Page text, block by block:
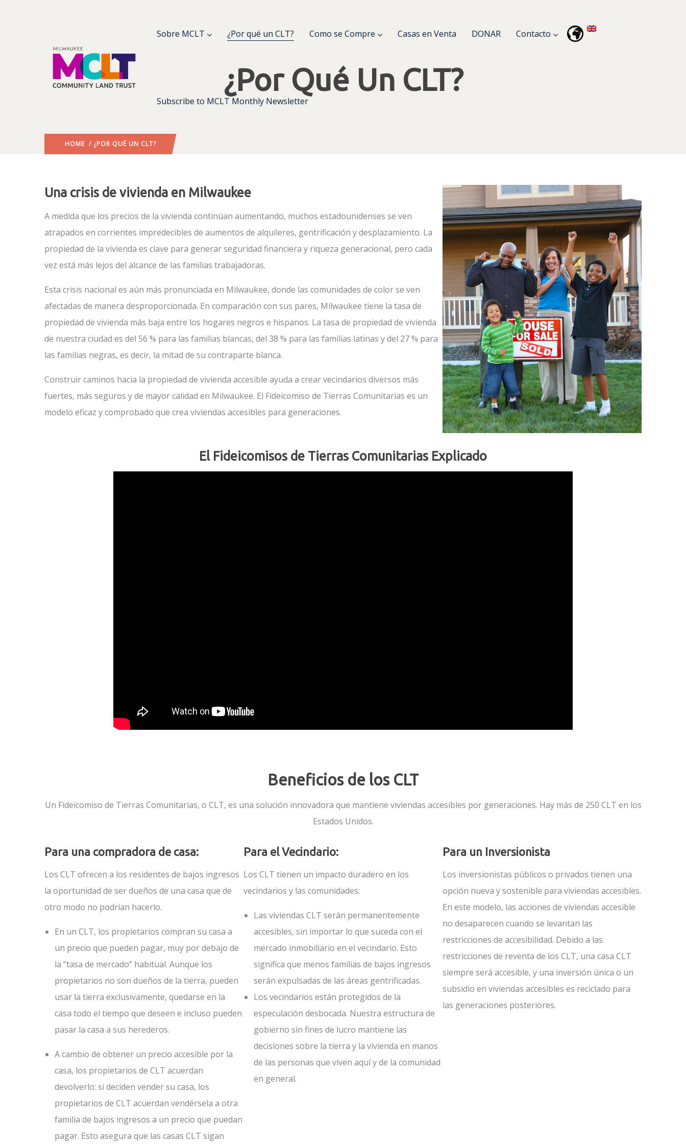
Sobre MCLT ¿Por qué un CLT? Como se Compre Casas en Venta DONAR Contacto
Subscribe to MCLT Monthly Newsletter
¿Por Qué Un CLT?
HOME / ¿POR QUÉ UN CLT?
Una crisis de vivienda en Milwaukee
A medida que los precios de la vivienda continúan aumentando, muchos estadounidenses se ven
atrapados en corrientes impredecibles de aumentos de alquileres, gentrificación y desplazamiento. La
propiedad de la vivienda es clave para generar seguridad financiera y riqueza generacional, pero cada
vez está más lejos del alcance de las familias trabajadoras.
Esta crisis nacional es aún más pronunciada en Milwaukee, donde las comunidades de color se ven
afectadas de manera desproporcionada. En comparación con sus pares, Milwaukee tiene la tasa de
propiedad de vivienda más baja entre los hogares negros e hispanos. La tasa de propiedad de vivienda
de nuestra ciudad es del 56 % para las familias blancas, del 38 % para las familias latinas y del 27 % para
las familias negras, es decir, la mitad de su contraparte blanca.
Construir caminos hacia la propiedad de vivienda accesible ayuda a crear vecindarios diversos más
fuertes, más seguros y de mayor calidad en Milwaukee. El Fideicomiso de Tierras Comunitarias es un
modelo eficaz y comprobado que crea viviendas accesibles para generaciones.
El Fideicomisos de Tierras Comunitarias Explicado
Beneficios de los CLT
Un Fideicomiso de Tierras Comunitarias, o CLT, es una solución innovadora que mantiene viviendas accesibles por generaciones. Hay más de 250 CLT en los
Estados Unidos.
Para una compradora de casa:
Los CLT ofrecen a los residentes de bajos ingresos
la oportunidad de ser dueños de una casa que de
otro modo no podrían hacerlo.
En un CLT, los propietarios compran su casa a
un precio que pueden pagar, muy por debajo de
la “tasa de mercado” habitual. Aunque los
propietarios no son dueños de la tierra, pueden
usar la tierra exclusivamente, quedarse en la
casa todo el tiempo que deseen e incluso pueden
pasar la casa a sus herederos.
A cambio de obtener un precio accesible por la
casa, los propietarios de CLT acuerdan
devolverlo: si deciden vender su casa, los
propietarios de CLT acuerdan vendérsela a otra
familia de bajos ingresos a un precio que puedan
pagar. Esto asegura que las casas CLT sigan
Para el Vecindario:
Los CLT tienen un impacto duradero en los
vecindarios y las comunidades:
Las viviendas CLT serán permanentemente
accesibles, sin importar lo que suceda con el
mercado inmobiliario en el vecindario. Esto
significa que menos familias de bajos ingresos
serán expulsadas de las áreas gentrificadas.
Los vecindarios están protegidos de la
especulación desbocada. Nuestra estructura de
gobierno sin fines de lucro mantiene las
decisiones sobre la tierra y la vivienda en manos
de las personas que viven aquí y de la comunidad
en general.
Para un Inversionista
Los inversionistas públicos o privados tienen una
opción nueva y sostenible para viviendas accesibles.
En este modelo, las acciones de viviendas accesible
no desaparecen cuando se levantan las
restricciones de accesibilidad. Debido a las
restricciones de reventa de los CLT, una casa CLT
siempre será accesible, y una inversión única o un
subsidio en viviendas accesibles es reciclado para
las generaciones posteriores.